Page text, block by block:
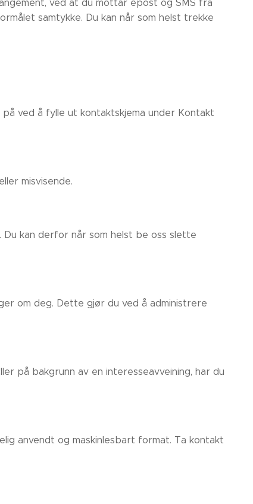
ved at du mottar epost og SMS fra
samtykke. Du kan når som helst trekke
ved å fylle ut kontaktskjema under Kontakt
misvisende.
kan derfor når som helst be oss slette
om deg. Dette gjør du ved å administrere
på bakgrunn av en interesseavveining, har du
anvendt og maskinlesbart format. Ta kontakt